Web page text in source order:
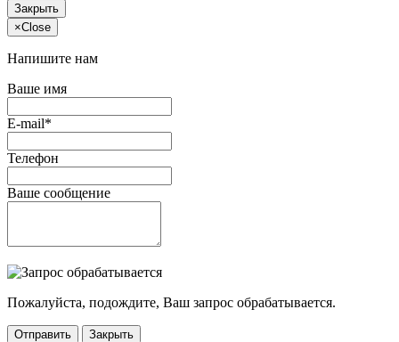
Закрыть
×Close
Напишите нам
Ваше имя
E-mail*
Телефон
Ваше сообщение
Пожалуйста, подождите, Ваш запрос обрабатывается.
Отправить
Закрыть